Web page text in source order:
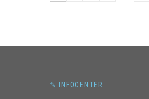
✎ INFOCENTER